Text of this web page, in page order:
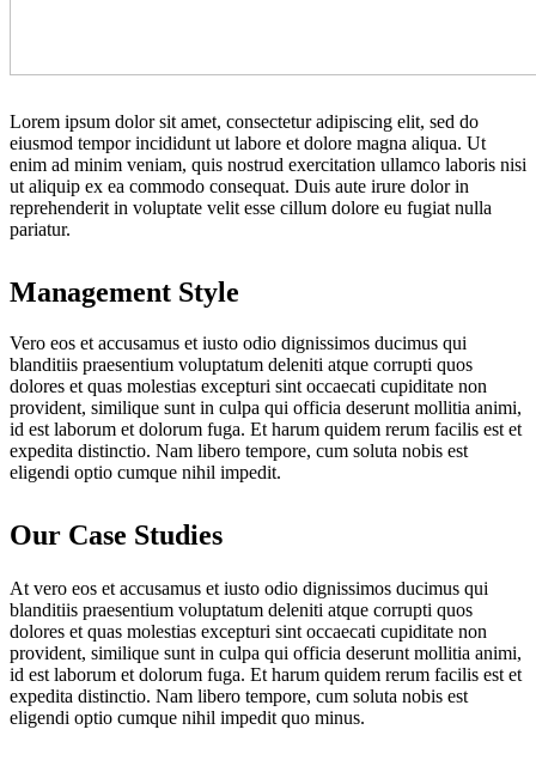
Lorem ipsum dolor sit amet, consectetur adipiscing elit, sed do
eiusmod tempor incididunt ut labore et dolore magna aliqua. Ut
enim ad minim veniam, quis nostrud exercitation ullamco laboris nisi
ut aliquip ex ea commodo consequat. Duis aute irure dolor in
reprehenderit in voluptate velit esse cillum dolore eu fugiat nulla
pariatur.
Management Style
Vero eos et accusamus et iusto odio dignissimos ducimus qui
blanditiis praesentium voluptatum deleniti atque corrupti quos
dolores et quas molestias excepturi sint occaecati cupiditate non
provident, similique sunt in culpa qui officia deserunt mollitia animi,
id est laborum et dolorum fuga. Et harum quidem rerum facilis est et
expedita distinctio. Nam libero tempore, cum soluta nobis est
eligendi optio cumque nihil impedit.
Our Case Studies
At vero eos et accusamus et iusto odio dignissimos ducimus qui
blanditiis praesentium voluptatum deleniti atque corrupti quos
dolores et quas molestias excepturi sint occaecati cupiditate non
provident, similique sunt in culpa qui officia deserunt mollitia animi,
id est laborum et dolorum fuga. Et harum quidem rerum facilis est et
expedita distinctio. Nam libero tempore, cum soluta nobis est
eligendi optio cumque nihil impedit quo minus.